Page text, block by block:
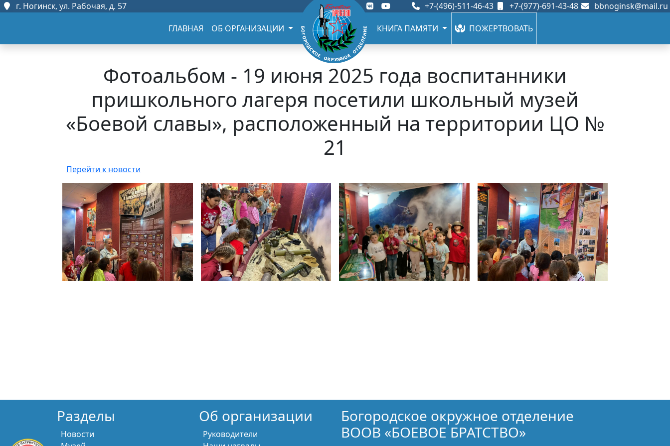
г. Ногинск, ул. Рабочая, д. 57 +7-(496)-511-46-43 +7-(977)-691-43-48 bbnoginsk@mail.ru
ГЛАВНАЯ ОБ ОРГАНИЗАЦИИ КНИГА ПАМЯТИ ПОЖЕРТВОВАТЬ
Фотоальбом - 19 июня 2025 года воспитанники
пришкольного лагеря посетили школьный музей
«Боевой славы», расположенный на территории ЦО №
21
Перейти к новости
Разделы
Новости
Об организации
Руководители
Богородское окружное отделение
ВООВ «БОЕВОЕ БРАТСТВО»